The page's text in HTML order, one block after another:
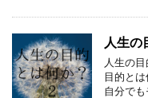
人生の
人生の
目的と
自分でも